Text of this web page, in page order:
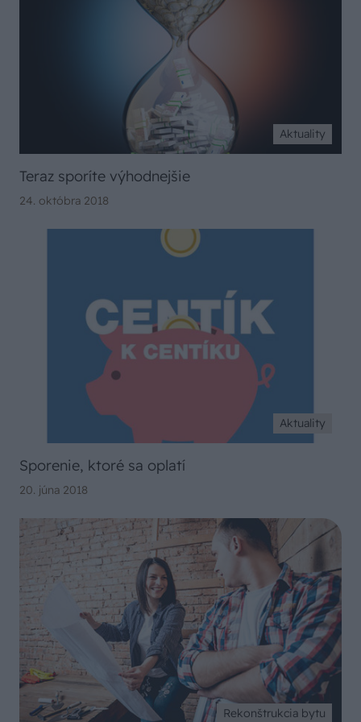
Aktuality
Teraz sporíte výhodnejšie
24. októbra 2018
Aktuality
Sporenie, ktoré sa oplatí
20. júna 2018
Rekonštrukcia bytu